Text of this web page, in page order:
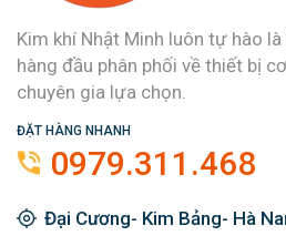
Kim khí Nhật Minh luôn tự hào
hàng đầu phân phối về thiết bị
chuyên gia lựa chọn.
ĐẶT HÀNG NHANH
0979.311.468
Đại Cương- Kim Bảng- Hà